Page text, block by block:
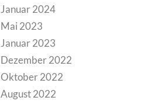
Januar 2024
Mai 2023
Januar 2023
Dezember 2022
Oktober 2022
August 2022